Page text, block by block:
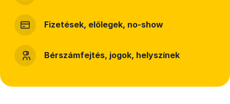
Fizetések, előlegek, no-show
Bérszámfejtés, jogok, helyszínek